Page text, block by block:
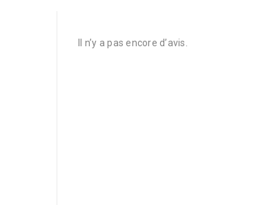
Il n’y a pas encore d’avis.